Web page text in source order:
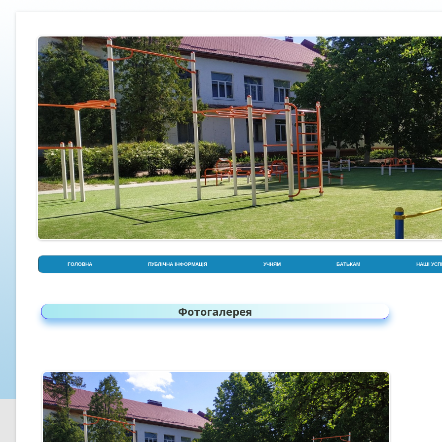
ГОЛОВНА ПУБЛІЧНА ІНФОРМАЦІЯ
СТРУКТУРА НАВЧАЛЬНОГО
РОКУ
ПРОЗОРІСТЬ НА ІНФОРМАЦІЙНА
ВІДКРИТІСТЬ
КРИТЕРІЇ, ПРАВИЛА ТА
ПРОЦЕДУРИ ОЦІНЮВАННЯ
СТРАТЕГІЯ РОЗВИТКУ ЛІЦЕЮ
УЧНЯМ
ВЕРБУВАННЮ
ДПА ТА ЗНО
CAMBRIDGE EXAMS!
ПАРЛАМЕНТ ЛІЦЕЮ/СТАТУТ
САМОВРЯДУВАННЯ
БАТЬКАМ
ПРОТИДІЯ ВЕРБУВАННЮ ДІТЕЙ
ВІДПОВІДАЛЬНІСТЬ БАТЬКІВ ТА
УЧНІВ ЗА ЗДОБУТТЯ ОСВІТИ
ХАРЧУВАННЯ
ОРГАНІЗАЦІЇ ТА УСТАНОВИ, ДО
ЯКИХ СЛІД ЗВЕРНУТИСЬ У
ВИПАДКУ НАСИЛЬСТВА
НАШІ
Фотогалерея